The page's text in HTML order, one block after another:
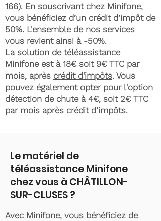
166). En souscrivant chez Minifone,
vous bénéficiez d’un crédit d’impôt de
50%. L'ensemble de nos services
vous revient ainsi à -50%.
La solution de téléassistance
Minifone est à 18€ soit 9€ TTC par
mois, après crédit d'impôts. Vous
pouvez également opter pour l'option
détection de chute à 4€, soit 2€ TTC
par mois après crédit d’impôts.
Le matériel de
téléassistance Minifone
chez vous à CHÂTILLON-
SUR-CLUSES ?
Avec Minifone, vous bénéficiez de